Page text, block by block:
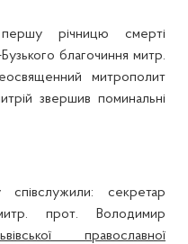
річницю смерті
благочиння митр.
митрополит
звершив поминальні
співслужили: секретар
митр. прот. Володимир
православної